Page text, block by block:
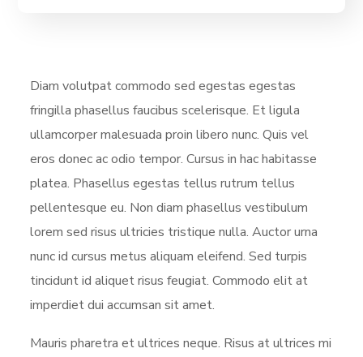
Diam volutpat commodo sed egestas egestas
fringilla phasellus faucibus scelerisque. Et ligula
ullamcorper malesuada proin libero nunc. Quis vel
eros donec ac odio tempor. Cursus in hac habitasse
platea. Phasellus egestas tellus rutrum tellus
pellentesque eu. Non diam phasellus vestibulum
lorem sed risus ultricies tristique nulla. Auctor urna
nunc id cursus metus aliquam eleifend. Sed turpis
tincidunt id aliquet risus feugiat. Commodo elit at
imperdiet dui accumsan sit amet.
Mauris pharetra et ultrices neque. Risus at ultrices mi